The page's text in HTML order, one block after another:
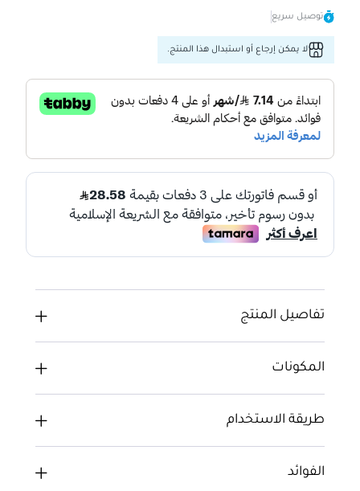
توصيل سريع
لا يمكن إرجاع أو استبدال هذا المنتج.
تفاصيل المنتج
المكونات
طريقة الاستخدام
الفوائد